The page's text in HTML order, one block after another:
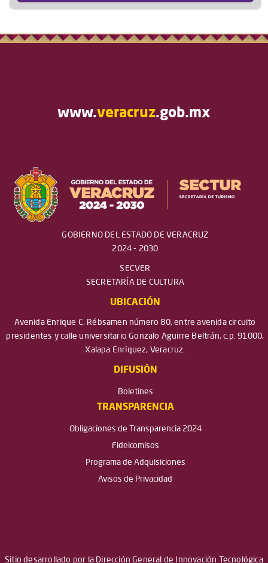
www.veracruz.gob.mx
GOBIERNO DEL ESTADO DE VERACRUZ
2024 - 2030
SECVER
SECRETARÍA DE CULTURA
UBICACIÓN
Avenida Enrique C. Rébsamen número 80, entre avenida circuito
presidentes y calle universitario Gonzalo Aguirre Beltrán, c.p. 91000,
Xalapa Enríquez, Veracruz.
DIFUSIÓN
Boletines
TRANSPARENCIA
Obligaciones de Transparencia 2024
Fideicomisos
Programa de Adquisiciones
Avisos de Privacidad
Sitio desarrollado por la Dirección General de Innovación Tecnológica